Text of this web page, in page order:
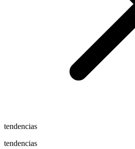
tendencias
tendencias